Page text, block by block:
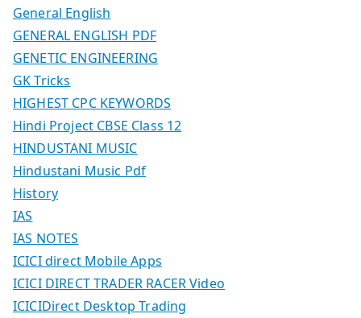
General English
GENERAL ENGLISH PDF
GENETIC ENGINEERING
GK Tricks
HIGHEST CPC KEYWORDS
Hindi Project CBSE Class 12
HINDUSTANI MUSIC
Hindustani Music Pdf
History
IAS
IAS NOTES
ICICI direct Mobile Apps
ICICI DIRECT TRADER RACER Video
ICICIDirect Desktop Trading